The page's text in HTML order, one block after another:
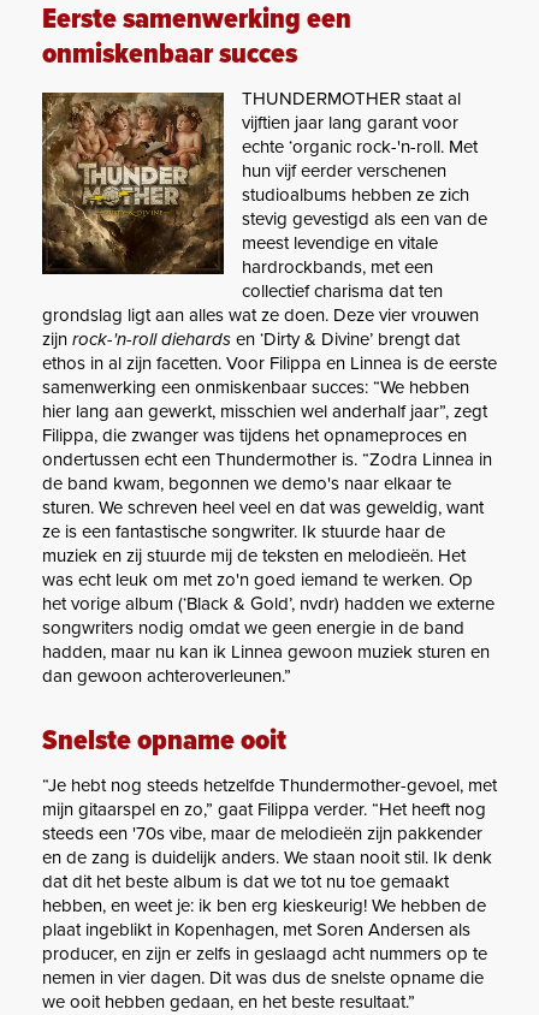
Eerste samenwerking een
onmiskenbaar succes
THUNDERMOTHER staat al
vijftien jaar lang garant voor
echte ‘organic rock-'n-roll. Met
hun vijf eerder verschenen
studioalbums hebben ze zich
stevig gevestigd als een van de
meest levendige en vitale
hardrockbands, met een
collectief charisma dat ten
grondslag ligt aan alles wat ze doen. Deze vier vrouwen
zijn rock-'n-roll diehards en ‘Dirty & Divine’ brengt dat
ethos in al zijn facetten. Voor Filippa en Linnea is de eerste
samenwerking een onmiskenbaar succes: “We hebben
hier lang aan gewerkt, misschien wel anderhalf jaar”, zegt
Filippa, die zwanger was tijdens het opnameproces en
ondertussen echt een Thundermother is. “Zodra Linnea in
de band kwam, begonnen we demo's naar elkaar te
sturen. We schreven heel veel en dat was geweldig, want
ze is een fantastische songwriter. Ik stuurde haar de
muziek en zij stuurde mij de teksten en melodieën. Het
was echt leuk om met zo'n goed iemand te werken. Op
het vorige album (‘Black & Gold’, nvdr) hadden we externe
songwriters nodig omdat we geen energie in de band
hadden, maar nu kan ik Linnea gewoon muziek sturen en
dan gewoon achteroverleunen.”
Snelste opname ooit
“Je hebt nog steeds hetzelfde Thundermother-gevoel, met
mijn gitaarspel en zo,” gaat Filippa verder. “Het heeft nog
steeds een '70s vibe, maar de melodieën zijn pakkender
en de zang is duidelijk anders. We staan nooit stil. Ik denk
dat dit het beste album is dat we tot nu toe gemaakt
hebben, en weet je: ik ben erg kieskeurig! We hebben de
plaat ingeblikt in Kopenhagen, met Soren Andersen als
producer, en zijn er zelfs in geslaagd acht nummers op te
nemen in vier dagen. Dit was dus de snelste opname die
we ooit hebben gedaan, en het beste resultaat.”